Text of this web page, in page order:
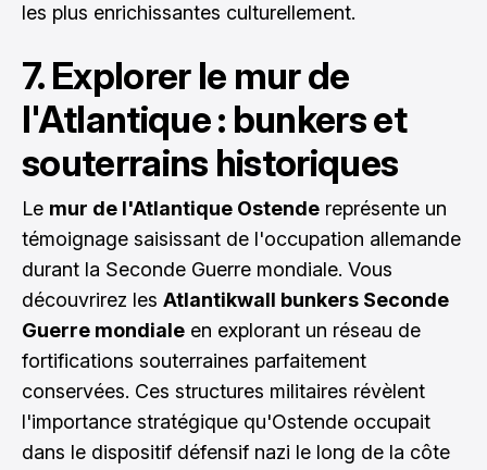
les plus enrichissantes culturellement.
7. Explorer le mur de
l'Atlantique : bunkers et
souterrains historiques
Le mur de l'Atlantique Ostende représente un
témoignage saisissant de l'occupation allemande
durant la Seconde Guerre mondiale. Vous
découvrirez les Atlantikwall bunkers Seconde
Guerre mondiale en explorant un réseau de
fortifications souterraines parfaitement
conservées. Ces structures militaires révèlent
l'importance stratégique qu'Ostende occupait
dans le dispositif défensif nazi le long de la côte